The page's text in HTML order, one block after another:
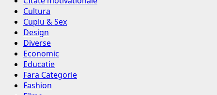
Cultura
Cuplu & Sex
Design
Diverse
Economic
Educatie
Fara Categorie
Fashion